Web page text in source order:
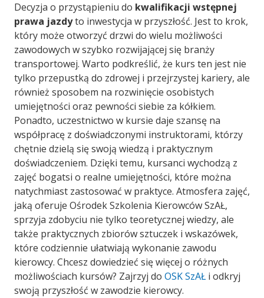
Decyzja o przystąpieniu do kwalifikacji wstępnej
prawa jazdyto inwestycja w przyszłość. Jest to krok,
który może otworzyć drzwi do wielu możliwości
zawodowych w szybko rozwijającej się branży
transportowej. Warto podkreślić, że kurs ten jest nie
tylko przepustką do zdrowej i przejrzystej kariery, ale
również sposobem na rozwinięcie osobistych
umiejętności oraz pewności siebie za kółkiem.
Ponadto, uczestnictwo w kursie daje szansę na
współpracę z doświadczonymi instruktorami, którzy
chętnie dzielą się swoją wiedzą i praktycznym
doświadczeniem. Dzięki temu, kursanci wychodzą z
zajęć bogatsi o realne umiejętności, które można
natychmiast zastosować w praktyce. Atmosfera zajęć,
jaką oferuje Ośrodek Szkolenia Kierowców SzAŁ,
sprzyja zdobyciu nie tylko teoretycznej wiedzy, ale
także praktycznych zbiorów sztuczek i wskazówek,
które codziennie ułatwiają wykonanie zawodu
kierowcy. Chcesz dowiedzieć się więcej o różnych
możliwościach kursów? Zajrzyj do OSK SzAŁ i odkryj
swoją przyszłość w zawodzie kierowcy.